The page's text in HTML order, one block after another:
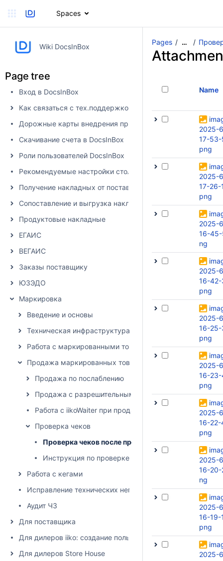
Spaces
Wiki DocsInBox
Page tree
Вход в DocsInBox
Как связаться с тех.поддержкой
Дорожные карты внедрения продуктов
Скачивание счета в DocsInBox
Роли пользователей DocsInBox
Рекомендуемые настройки столбцов
Получение накладных от поставщика в DocsInBox
Сопоставление и выгрузка накладных в учетную систему
Продуктовые накладные
ЕГАИС
ВЕГАИС
Заказы поставщику
ЮЗЭДО
Маркировка
Введение и основы
Техническая инфраструктура
Работа с маркированными товарами в DocsInBox
Продажа маркированных товаров
Продажа по послаблению
Продажа с разрешительным режимом
Работа с iikoWaiter при продаже маркированного
Проверка чеков
Проверка чеков после продажи маркированной
Инструкция по проверке чеков в личном кабинете
Работа с кегами
Исправление технических неполадок при списании в
Аудит ЧЗ
Для поставщика
Для дилеров iiko: создание пользователя и настройка
Для дилеров Store House
Pages …
Name
2025-
17-53-
png
2025-
17-26-
png
2025-
16-
ng
2025-
16-
png
2025-
16-25-
png
2025-
16-
png
2025-
16-22-
png
2025-
16-20-
ng
2025-
16-19-
png
2025-